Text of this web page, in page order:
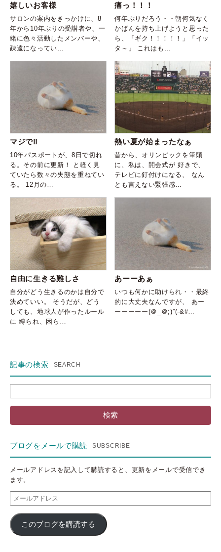
嬉しいお客様
サロンの案内をきっかけに、8
年から10年ぶりの受講者や、一
緒に色々活動したメンバーや、
疎遠になってい…
痛っ！！！
何年ぶりだろう・・朝何気なく
かばんを持ち上げようと思った
ら、「ギク！！！！！」「イッ
タ～」 これはも…
マジで‼️
10年パスポートが、8日で切れ
る。その前に更新！ と軽く見
ていたら数々の失態を重ねてい
る。 12月の…
熱い夏が始まったなぁ
昔から、オリンピックを筆頭
に、私は、開会式が 好きで、
テレビに釘付けになる、 なん
とも言えない緊張感…
自由に生きる難しさ
自分がどう生きるのかは自分で
決めていい。 そうだが、どう
しても、地球人が作ったルール
に 縛られ、困ら…
あーーあぁ
いつも何かに助けられ・・最終
的に大丈夫なんですが、 あー
ーーーーー(＠_＠;)”(-&#…
記事の検索
索:
ブログをメールで購読
メールアドレスを記入して購読すると、更新をメールで受信でき
ます。
ー
ル
ア
ド
このブログを購読する